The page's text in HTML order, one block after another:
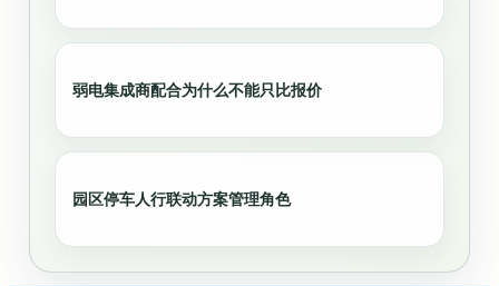
弱电集成商配合为什么不能只比报价
园区停车人行联动方案管理角色